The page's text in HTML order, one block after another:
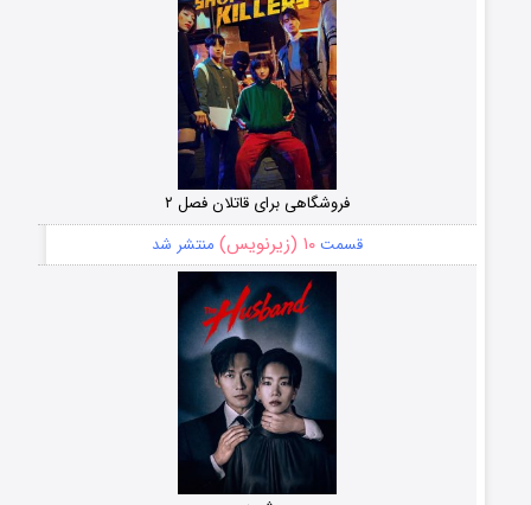
فروشگاهی برای قاتلان فصل ۲
قسمت۱۰ (زیرنویس) منتشر شد